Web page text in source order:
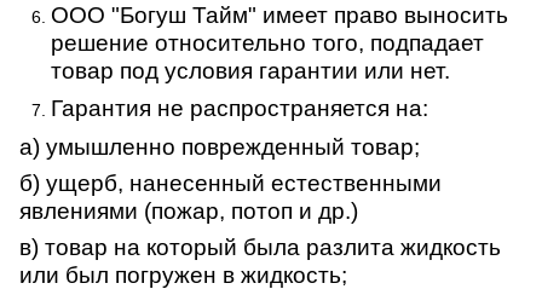
ООО "Богуш Тайм" имеет право выносить
решение относительно того, подпадает
товар под условия гарантии или нет.
Гарантия не распространяется на:
а) умышленно поврежденный товар;
б) ущерб, нанесенный естественными
явлениями (пожар, потоп и др.)
в) товар на который была разлита жидкость
или был погружен в жидкость;